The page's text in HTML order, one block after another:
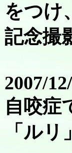
をつけ
記念撮
2007/
自咬症
「ル